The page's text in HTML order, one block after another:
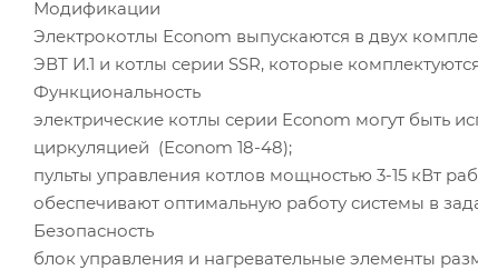
Модификации
Электрокотлы Econom выпускаются в двух
ЭВТ И.1 и котлы серии SSR, которые
Функциональность
электрические котлы серии Econom могут быть
циркуляцией (Econom 18-48);
пульты управления котлов мощностью 3-15 кВт
обеспечивают оптимальную работу системы в
Безопасность
блок управления и нагревательные элементы